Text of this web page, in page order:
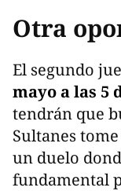
Otra
El segundo
mayo a las 5
tendrán que
Sultanes
un duelo
fundamental